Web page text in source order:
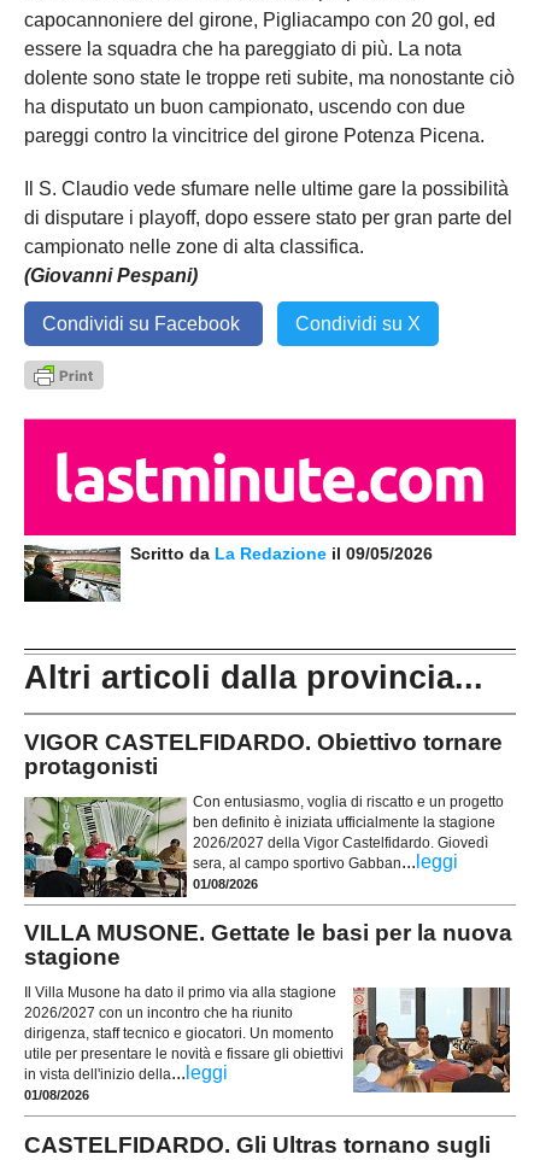
capocannoniere del girone, Pigliacampo con 20 gol, ed
essere la squadra che ha pareggiato di più. La nota
dolente sono state le troppe reti subite, ma nonostante ciò
ha disputato un buon campionato, uscendo con due
pareggi contro la vincitrice del girone Potenza Picena.
Il S. Claudio vede sfumare nelle ultime gare la possibilità
di disputare i playoff, dopo essere stato per gran parte del
campionato nelle zone di alta classifica.
(Giovanni Pespani)
Condividi su Facebook Condividi su X
Scritto da La Redazione il 09/05/2026
Altri articoli dalla provincia...
VIGOR CASTELFIDARDO. Obiettivo tornare
protagonisti
Con entusiasmo, voglia di riscatto e un progetto
ben definito è iniziata ufficialmente la stagione
2026/2027 della Vigor Castelfidardo. Giovedì
sera, al campo sportivo Gabban... leggi
01/08/2026
VILLA MUSONE. Gettate le basi per la nuova
stagione
Il Villa Musone ha dato il primo via alla stagione
2026/2027 con un incontro che ha riunito
dirigenza, staff tecnico e giocatori. Un momento
utile per presentare le novità e fissare gli obiettivi
in vista dell'inizio della... leggi
01/08/2026
CASTELFIDARDO. Gli Ultras tornano sugli